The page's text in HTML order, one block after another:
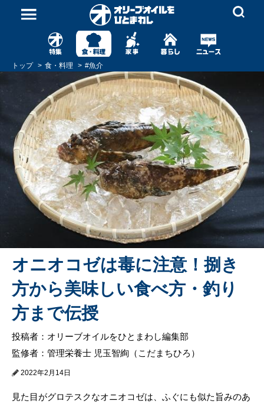
トップ 食・料理 #魚介
オニオコゼは毒に注意！捌き
方から美味しい食べ方・釣り
方まで伝授
投稿者：オリーブオイルをひとまわし編集部
監修者：管理栄養士 児玉智絢（こだまちひろ）
2022年2月14日
見た目がグロテスクなオニオコゼは、ふぐにも似た旨みのあ